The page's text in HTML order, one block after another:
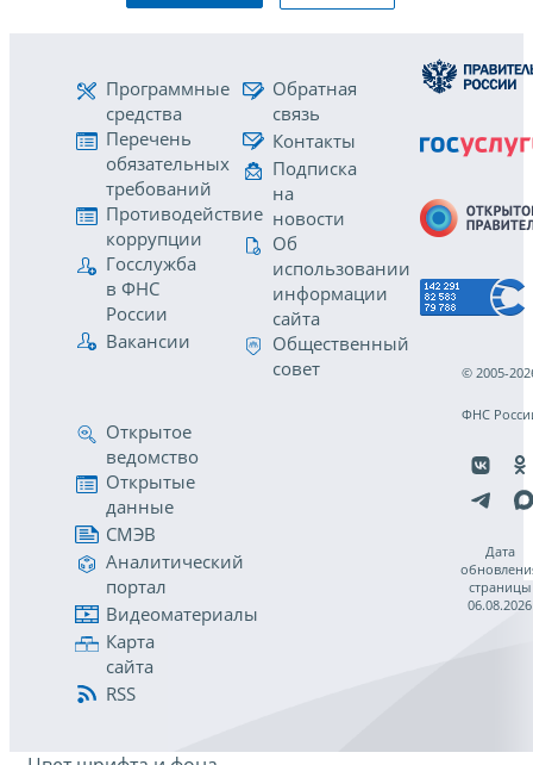
Программные
средства
Перечень
обязательных
требований
Противодействие
коррупции
Госслужба
в ФНС
России
Вакансии
Обратная
связь
Контакты
Подписка
на
новости
Об
использовании
информации
сайта
Общественный
совет
Открытое
ведомство
Открытые
данные
СМЭВ
Аналитический
портал
Видеоматериалы
Карта
сайта
RSS
© 2005-
ФНС
Дата
страницы
06.08.2026